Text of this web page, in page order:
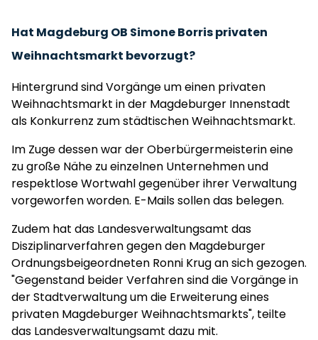
Hat Magdeburg OB Simone Borris privaten
Weihnachtsmarkt bevorzugt?
Hintergrund sind Vorgänge um einen privaten
Weihnachtsmarkt in der Magdeburger Innenstadt
als Konkurrenz zum städtischen Weihnachtsmarkt.
Im Zuge dessen war der Oberbürgermeisterin eine
zu große Nähe zu einzelnen Unternehmen und
respektlose Wortwahl gegenüber ihrer Verwaltung
vorgeworfen worden. E-Mails sollen das belegen.
Zudem hat das Landesverwaltungsamt das
Disziplinarverfahren gegen den Magdeburger
Ordnungsbeigeordneten Ronni Krug an sich gezogen.
"Gegenstand beider Verfahren sind die Vorgänge in
der Stadtverwaltung um die Erweiterung eines
privaten Magdeburger Weihnachtsmarkts", teilte
das Landesverwaltungsamt dazu mit.